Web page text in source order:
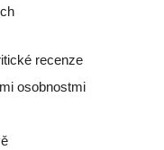
recenze
osobnostmi